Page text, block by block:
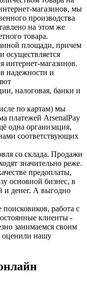
магазинов, мы
производства
на этом же
товара.
площади, причем
осуществляется
интернет-магазинов.
надежности и
налоговая, банки и
по картам) мы
платежей ArsenalPay
одна организация,
соответствующих
со склада. Продажи
значительно реже.
предоплаты,
основной бизнес, в
и денег. А выгодно
работа с
клиенты -
занимаемся своим
оценили нашу